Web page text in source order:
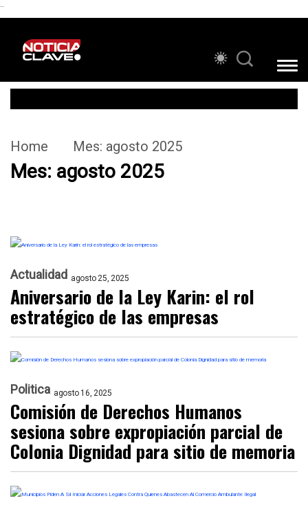
```
Home Mes: agosto 2025
Mes: agosto 2025
Actualidad agosto 25, 2025
Aniversario de la Ley Karin: el rol
estratégico de las empresas
Politica agosto 16, 2025
Comisión de Derechos Humanos
sesiona sobre expropiación parcial de
Colonia Dignidad para sitio de memoria